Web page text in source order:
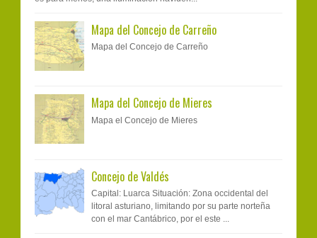
Mapa del Concejo de Carreño
Mapa del Concejo de Carreño
Mapa del Concejo de Mieres
Mapa el Concejo de Mieres
Concejo de Valdés
Capital: Luarca Situación: Zona occidental del
litoral asturiano, limitando por su parte norteña
con el mar Cantábrico, por el este ...